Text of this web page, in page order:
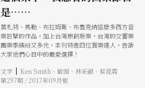
是……
莫札特、馬勒、布拉姆斯、布魯克納這麼多西方音
樂巨擘的作品，加上台灣原創新樂，台灣的交響樂
團樂季繽紛又多元，本刊特邀四位賞樂達人，告訴
大家他們心目中的最愛選擇！
文字 | Ken Smith、歐頭、林采韻、蔡昆霖
第297期 / 2017年09月號